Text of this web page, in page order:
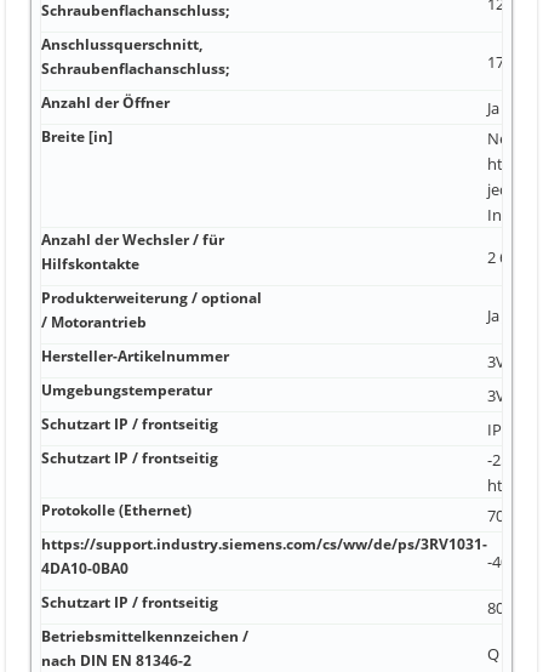
Schraubenflachanschluss;
Anschlussquerschnitt,
Schraubenflachanschluss;
17 x
Anzahl der Öffner Ja
Breite [in]
Nein
jede
Anzahl der Wechsler / für
Hilfskontakte
2 65
Produkterweiterung / optional
/ Motorantrieb
Ja Ja Ja
Hersteller-Artikelnummer
Umgebungstemperatur
Schutzart IP / frontseitig IP40
Schutzart IP / frontseitig
-25 °C
https://
Protokolle (Ethernet) 70 °C -
https://support.industry.siemens.com/cs/ww/de/ps/3RV1031-
4DA10-0BA0
-40 °C
Schutzart IP / frontseitig 80 °C
Betriebsmittelkennzeichen /
nach DIN EN 81346-2
Q